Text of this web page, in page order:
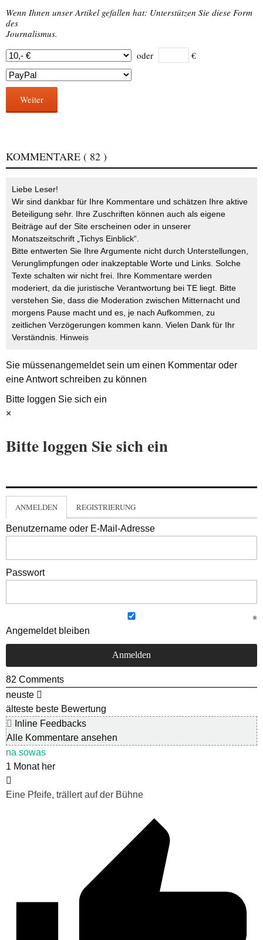
Wenn Ihnen unser Artikel gefallen hat: Unterstützen Sie diese Form
des
Journalismus.
oder
€
Weiter
KOMMENTARE ( 82 )
Liebe Leser!
Wir sind dankbar für Ihre Kommentare und schätzen Ihre aktive
Beteiligung sehr. Ihre Zuschriften können auch als eigene
Beiträge auf der Site erscheinen oder in unserer
Monatszeitschrift „Tichys Einblick“.
Bitte entwerten Sie Ihre Argumente nicht durch Unterstellungen,
Verunglimpfungen oder inakzeptable Worte und Links. Solche
Texte schalten wir nicht frei. Ihre Kommentare werden
moderiert, da die juristische Verantwortung bei TE liegt. Bitte
verstehen Sie, dass die Moderation zwischen Mitternacht und
morgens Pause macht und es, je nach Aufkommen, zu
zeitlichen Verzögerungen kommen kann. Vielen Dank für Ihr
Verständnis. Hinweis
Sie müssenangemeldetsein um einen Kommentar oder
eine Antwort schreiben zu können
Bitte loggen Sie sich ein
×
Bitte loggen Sie sich ein
ANMELDEN REGISTRIERUNG
Benutzername oder E-Mail-Adresse
Passwort
Angemeldet bleiben
82 Comments
neuste
älteste beste Bewertung
Inline Feedbacks
Alle Kommentare ansehen
na sowas
1 Monat her
Eine Pfeife, trällert auf der Bühne